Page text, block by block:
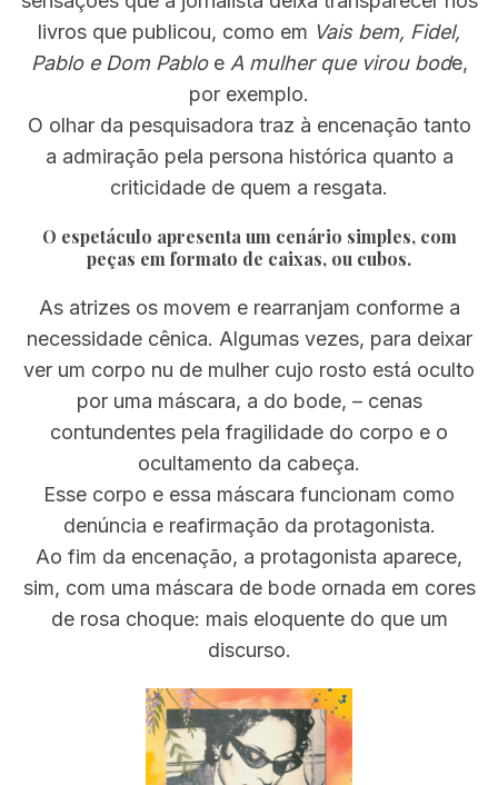
livros que publicou, como em Vais bem, Fidel,
Pablo e Dom Pabloe A mulher que virou bode,
por exemplo.
O olhar da pesquisadora traz à encenação tanto
a admiração pela persona histórica quanto a
criticidade de quem a resgata.
O espetáculo apresenta um cenário simples, com
peças em formato de caixas, ou cubos.
As atrizes os movem e rearranjam conforme a
necessidade cênica. Algumas vezes, para deixar
ver um corpo nu de mulher cujo rosto está oculto
por uma máscara, a do bode, – cenas
contundentes pela fragilidade do corpo e o
ocultamento da cabeça.
Esse corpo e essa máscara funcionam como
denúncia e reafirmação da protagonista.
Ao fim da encenação, a protagonista aparece,
sim, com uma máscara de bode ornada em cores
de rosa choque: mais eloquente do que um
discurso.